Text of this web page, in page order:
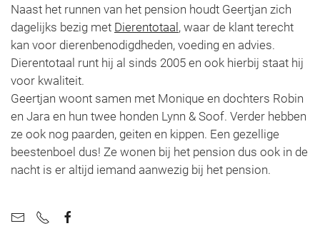
Naast het runnen van het pension houdt Geertjan zich
dagelijks bezig met Dierentotaal , waar de klant terecht
kan voor dierenbenodigdheden, voeding en advies.
Dierentotaal runt hij al sinds 2005 en ook hierbij staat hij
voor kwaliteit.
Geertjan woont samen met Monique en dochters Robin
en Jara en hun twee honden Lynn & Soof. Verder hebben
ze ook nog paarden, geiten en kippen. Een gezellige
beestenboel dus! Ze wonen bij het pension dus ook in de
nacht is er altijd iemand aanwezig bij het pension.